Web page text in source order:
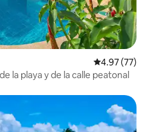
Calificación
4.97 (77)
casa familiar, a 5 minutos de la playa y de la calle peatonal